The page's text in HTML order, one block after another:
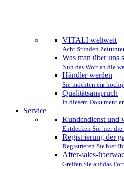
VITALI weltweit
Acht Stunden
Was man über uns
Nun das Wort an die
Händler werden
Sie möchten ein
Qualitätsanspruch
In diesem Dokument
Service
Kundendienst und
Entdecken Sie hier die
Registrierung der
Registrieren Sie hier
After-sales-
Greifen Sie auf das